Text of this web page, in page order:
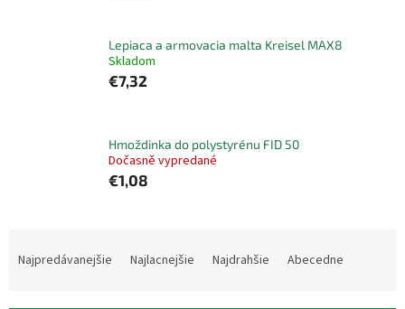
Lepiaca a armovacia malta Kreisel MAX8
Skladom
€7,32
Hmoždinka do polystyrénu FID 50
Dočasně vypredané
€1,08
Najpredávanejšie Najlacnejšie Najdrahšie Abecedne